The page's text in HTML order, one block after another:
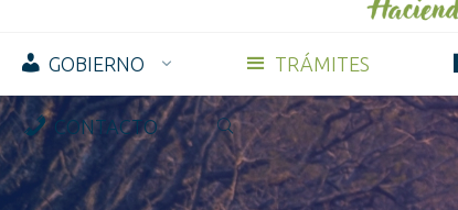
GOBIERNO TRÁMITES
CONTACTO